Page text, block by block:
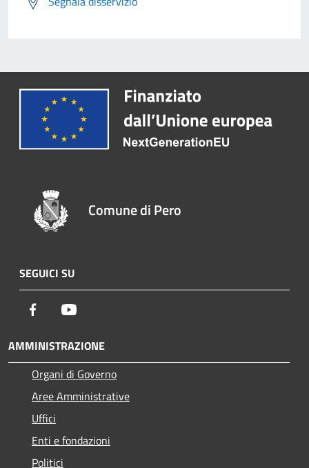
Comune di Pero
SEGUICI SU
Facebook
AMMINISTRAZIONE
Organi di Governo
Aree Amministrative
Uffici
Enti e fondazioni
Politici